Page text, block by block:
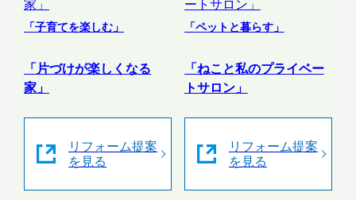
「子育てを楽しむ」
「片づけが楽しくなる
家」
リフォーム提案
を見る
「ペットと暮らす」
「ねこと私のプライベー
トサロン」
リフォーム提案
を見る